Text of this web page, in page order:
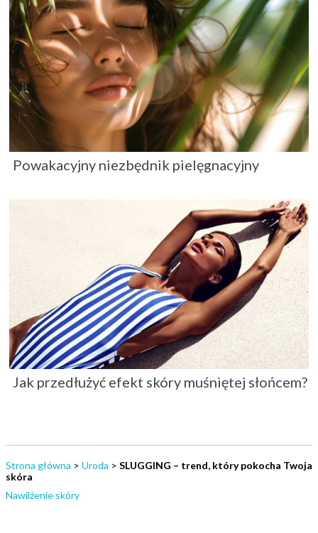
Powakacyjny niezbędnik pielęgnacyjny
Jak przedłużyć efekt skóry muśniętej słońcem?
Strona główna > Uroda > SLUGGING – trend, który pokocha Twoja
skóra
Nawilżenie skóry